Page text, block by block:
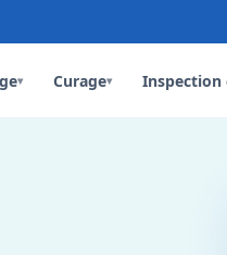
▾ Curage▾ Inspection